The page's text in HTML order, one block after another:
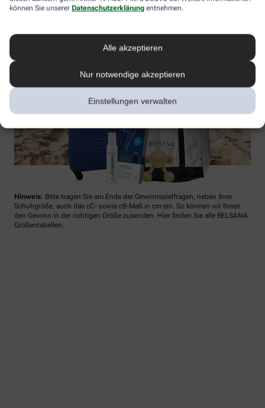
können Sie unserer Datenschutzerklärung entnehmen.
Alle akzeptieren
Nur notwendige akzeptieren
Einstellungen verwalten
Hinweis: Bitte tragen Sie am Ende der Gewinnspielfragen, neben Ihrer
Schuhgröße, auch das cC- sowie cB-Maß in cm ein. So können wir Ihnen
den Gewinn in der richtigen Größe zusenden. Hier finden Sie alle BELSANA
Größentabellen.